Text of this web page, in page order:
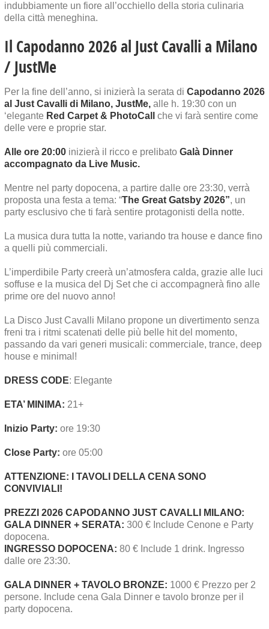
indubbiamente un fiore all’occhiello della storia culinaria
della città meneghina.
Il Capodanno 2026 al Just Cavalli a Milano
/ JustMe
Per la fine dell’anno, si inizierà la serata di Capodanno 2026
al Just Cavalli di Milano, JustMe, alle h. 19:30 con un
‘elegante Red Carpet & PhotoCall
che vi farà sentire come
delle vere e proprie star.
Alle ore 20:00 inizierà il ricco e prelibato Galà Dinner
accompagnato da Live Music.
Mentre nel party dopocena, a partire dalle ore 23:30, verrà
proposta una festa a tema: “The Great Gatsby 2026”, un
party esclusivo che ti farà sentire protagonisti della notte.
La musica dura tutta la notte, variando tra house e dance fino
a quelli più commerciali.
L’imperdibile Party creerà un’atmosfera calda, grazie alle luci
soffuse e la musica del Dj Set che ci accompagnerà fino alle
prime ore del nuovo anno!
La Disco Just Cavalli Milano propone un divertimento senza
freni tra i ritmi scatenati delle più belle hit del momento,
passando da vari generi musicali: commerciale, trance, deep
house e minimal!
DRESS CODE: Elegante
ETA’ MINIMA: 21+
Inizio Party: ore 19:30
Close Party: ore 05:00
ATTENZIONE: I TAVOLI DELLA CENA SONO
CONVIVIALI!
PREZZI 2026 CAPODANNO JUST CAVALLI MILANO:
GALA DINNER + SERATA: 300 € Include Cenone e Party
dopocena.
INGRESSO DOPOCENA: 80 € Include 1 drink. Ingresso
dalle ore 23:30.
GALA DINNER + TAVOLO BRONZE: 1000 € Prezzo per 2
persone. Include cena Gala Dinner e tavolo bronze per il
party dopocena.